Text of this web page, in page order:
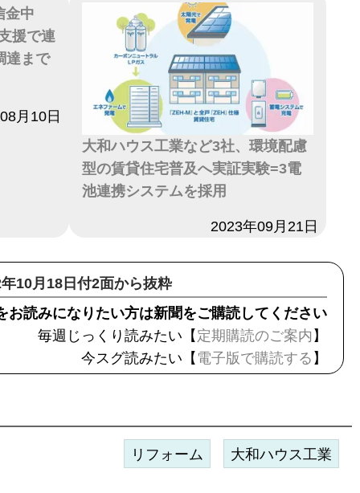
金中
援で連
達まで
月10日
大和ハウス工業など3社、環境配慮
型の賃貸住宅普及へ実証実験=3電
池連携システムを採用
2023年09月21日
10月18日付2面から抜粋
お読みになりたい方は新聞をご購読してください
毎週じっくり読みたい【 定期購読のご案内 】
今スグ読みたい【 電子版で購読する 】
リフォーム 大和ハウス工業